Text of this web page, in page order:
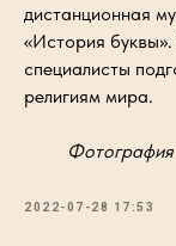
дистанционная
«История
специалисты
религиям мира.
Фотография
2022-07-28 17:53